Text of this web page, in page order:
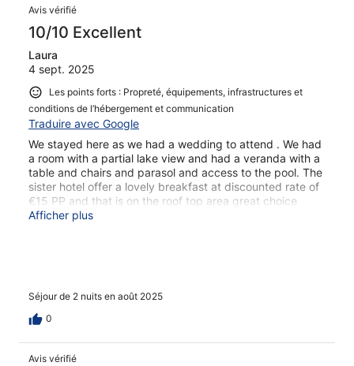
Avis vérifié
10/10 Excellent
Laura
4 sept. 2025
Les points forts : Propreté, équipements, infrastructures et
conditions de l’hébergement et communication
Traduire avec Google
We stayed here as we had a wedding to attend . We had
a room with a partial lake view and had a veranda with a
table and chairs and parasol and access to the pool. The
sister hotel offer a lovely breakfast at discounted rate of
€15 PP and that is on the roof top area great choice
available . Staff were lovely . A fab venue in a beautiful
Afficher plus
Séjour de 2 nuits en août 2025
0
Avis vérifié